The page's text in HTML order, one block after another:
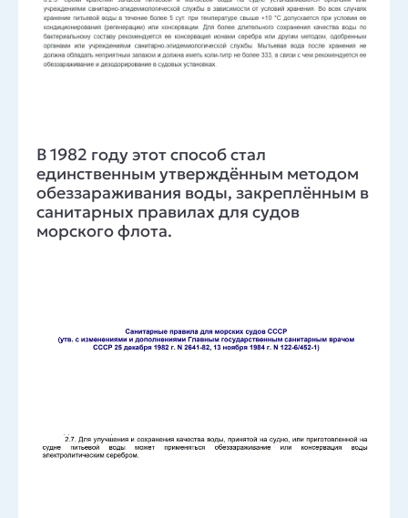
В 1982 году этот способ стал
единственным утверждённым методом
обеззараживания воды, закреплённым в
санитарных правилах для судов
морского флота.